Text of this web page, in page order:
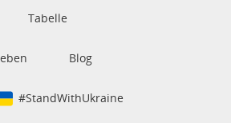
Tabelle
Blog
#StandWithUkraine